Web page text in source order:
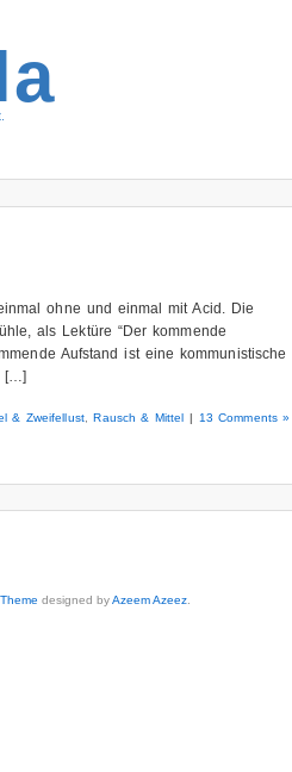
ohne und einmal mit Acid. Die
als Lektüre “Der kommende
Aufstand ist eine kommunistische
[…]
& Zweifellust,Rausch & Mittel | 13 Comments »
designed byAzeem Azeez